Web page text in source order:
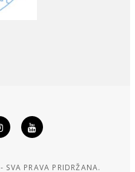
- SVA PRAVA PRIDRŽANA.